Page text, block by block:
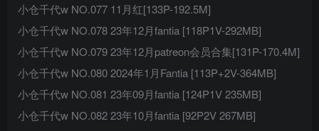
小仓千代w NO.077 11月红[133P-192.5M]
小仓千代w NO.078 23年12月fantia [118P1V-292MB]
小仓千代w NO.079 23年12月patreon会员合集[131P-170.4M]
小仓千代w NO.080 2024年1月Fantia [113P+2V-364MB]
小仓千代w NO.081 23年09月fantia [124P1V 235MB]
小仓千代w NO.082 23年10月fantia [92P2V 267MB]